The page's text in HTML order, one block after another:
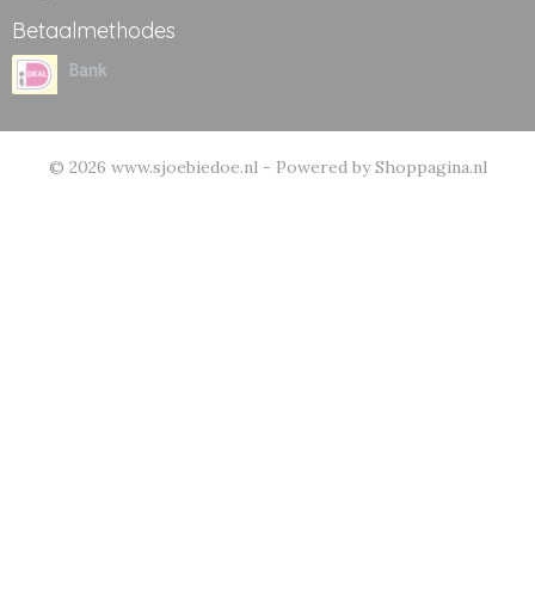
Betaalmethodes
© 2026 www.sjoebiedoe.nl - Powered by Shoppagina.nl